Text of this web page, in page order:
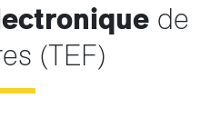
de
(TEF)